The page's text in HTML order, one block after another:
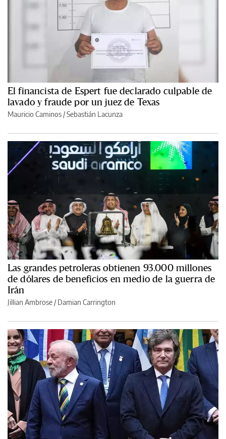
El financista de Espert fue declarado culpable de
lavado y fraude por un juez de Texas
Mauricio Caminos /Sebastián Lacunza
Las grandes petroleras obtienen 93.000 millones
de dólares de beneficios en medio de la guerra de
Irán
Jillian Ambrose / Damian Carrington